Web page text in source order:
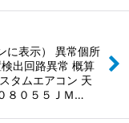
に表示） 異常個所
出回路異常 概算
タムエアコン 天
８０５５ＪＭ…